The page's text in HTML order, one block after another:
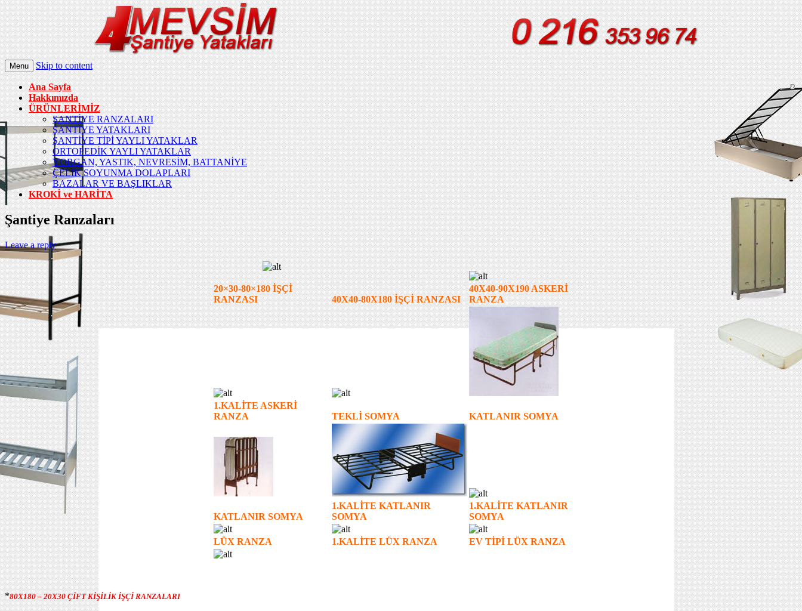
Menu Skip to content
Ana Sayfa
Hakkımızda
ÜRÜNLERİMİZ
ŞANTİYE RANZALARI
ŞANTİYE YATAKLARI
ŞANTİYE TİPİ YAYLI YATAKLAR
ORTOPEDİK YAYLI YATAKLAR
YORGAN, YASTIK, NEVRESİM, BATTANİYE
ÇELİK SOYUNMA DOLAPLARI
BAZALAR VE BAŞLIKLAR
KROKİ ve HARİTA
Şantiye Ranzaları
Leave a reply
20×30-80×180 İŞÇİ
RANZASI
40X40-80X180 İŞÇİ RANZASI
40X40-90X190 ASKERİ
RANZA
1.KALİTE ASKERİ
RANZA
TEKLİ SOMYA KATLANIR SOMYA
KATLANIR SOMYA
1.KALİTE KATLANIR
SOMYA
1.KALİTE KATLANIR
SOMYA
LÜX RANZA 1.KALİTE LÜX RANZA EV TİPİ LÜX RANZA
*80X180 – 20X30 ÇİFT KİŞİLİK İŞÇİ RANZALARI